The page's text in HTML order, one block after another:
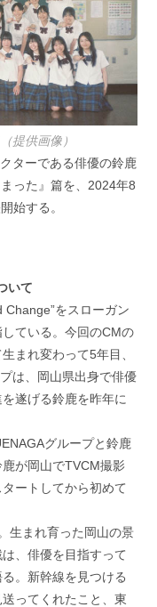
提供画像）
ターである俳優の鈴鹿
った』篇を、2024年8
始する。
いて
Change”をスローガン
ている。今回のCMの
まれ変わって5年目、
は、岡山県出身で俳優
遂げる鈴鹿を昨年に
グループと鈴鹿
が岡山でTVCM撮影
ートしてから初めて
生まれ育った岡山の景
、俳優を目指すって
。新幹線を見つける
ってくれたこと、東